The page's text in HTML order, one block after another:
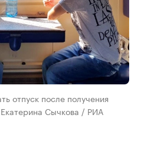
отпуск после получения
Сычкова / РИА